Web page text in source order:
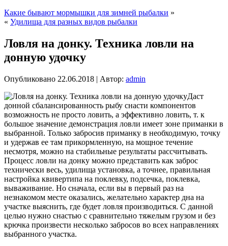
Какие бывают мормышки для зимней рыбалки »
« Удилища для разных видов рыбалки
Ловля на донку. Техника ловли на
донную удочку
Опубликовано 22.06.2018 | Автор: admin
Даст
донной сбалансированность рыбу снасти компонентов
возможность не просто ловить, а эффективно ловить, т. к
большое значение демонстрация ловли имеет зоне приманки в
выбранной. Только забросив приманку в необходимую, точку
и удержав ее там прикормленную, на мощное течение
несмотря, можно на стабильные результаты рассчитывать.
Процесс ловли на донку можно представить как заброс
технически весь, удилища установка, а точнее, правильная
настройка квивертипа на поклевку, подсечка, поклевка,
вываживание. Но сначала, если вы в первый раз на
незнакомом месте оказались, желательно характер дна на
участке выяснить, где будет ловля производиться. С данной
целью нужно снастью с сравнительно тяжелым грузом и без
крючка произвести несколько забросов во всех направлениях
выбранного участка.